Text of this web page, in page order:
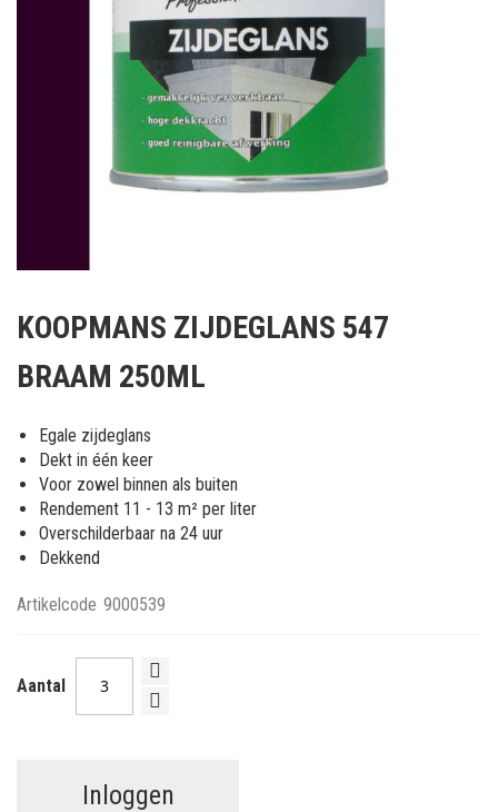
het
van
afbeeldingen-
gallerij
KOOPMANS ZIJDEGLANS 547
BRAAM 250ML
Egale zijdeglans
Dekt in één keer
Voor zowel binnen als buiten
Rendement 11 - 13 m² per liter
Overschilderbaar na 24 uur
Dekkend
Artikelcode 9000539
Aantal
Inloggen